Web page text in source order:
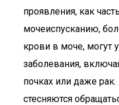
проявления, как
мочеиспусканию,
крови в моче, могут
заболевания,
почках или даже
стесняются